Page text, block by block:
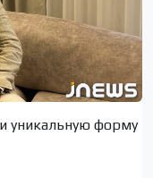
уникальную форму